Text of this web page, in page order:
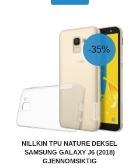
NILLKIN TPU NATURE DEKSEL
SAMSUNG GALAXY J6 (2018)
GJENNOMSIKTIG
-35%